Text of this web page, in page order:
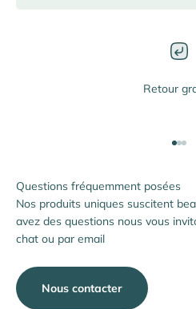
Retour
Questions fréquemment posées
Nos produits uniques suscitent
avez des questions nous vous
chat ou par email
Nous contacter